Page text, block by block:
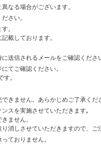
なる場合がございます。
さい。
。
載しております。
送信されるメールをご確認くださ
てご確認ください。
。
きません。あらかじめご了承くだ
スを実施させていただきます｡
ません。
消しさせていただきますので、ご
ておりません。